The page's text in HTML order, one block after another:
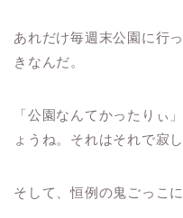
あれだけ毎週末公園に行
きなんだ。
「公園なんてかったりぃ
ょうね。それはそれで寂し
そして、恒例の鬼ごっこ